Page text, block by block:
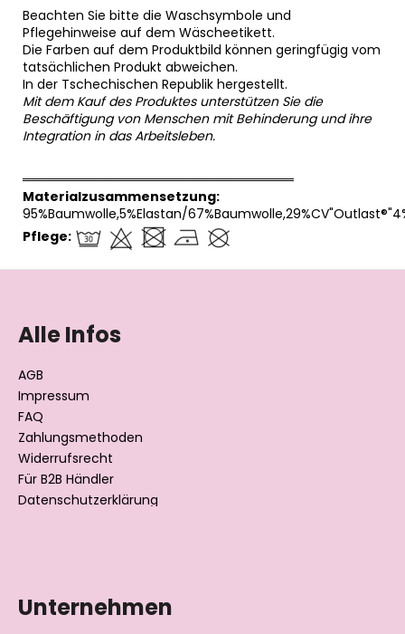
Beachten Sie bitte die Waschsymbole und
Pflegehinweise auf dem Wäscheetikett.
Die Farben auf dem Produktbild können geringfügig vom
tatsächlichen Produkt abweichen.
In der Tschechischen Republik hergestellt.
Mit dem Kauf des Produktes unterstützen Sie die
Beschäftigung von Menschen mit Behinderung und ihre
Integration in das Arbeitsleben.
══════════════════════════════
Materialzusammensetzung:
95%Baumwolle,5%Elastan/
Pflege:
Alle Infos
AGB
Impressum
FAQ
Zahlungsmethoden
Widerrufsrecht
Für B2B Händler
Datenschutzerklärung
Unternehmen